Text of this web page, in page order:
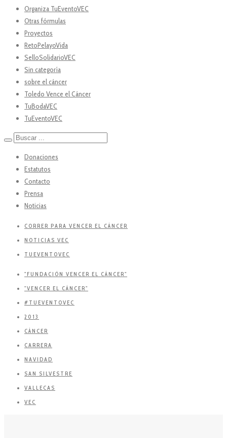
Organiza TuEventoVEC
Otras fórmulas
Proyectos
RetoPelayoVida
SelloSolidarioVEC
Sin categoría
sobre el cáncer
Toledo Vence el Cáncer
TuBodaVEC
TuEventoVEC
Donaciones
Estatutos
Contacto
Prensa
Noticias
CORRER PARA VENCER EL CÁNCER
NOTICIAS VEC
TUEVENTOVEC
"FUNDACIÓN VENCER EL CÁNCER"
"VENCER EL CÁNCER"
#TUEVENTOVEC
2013
CÁNCER
CARRERA
NAVIDAD
SAN SILVESTRE
VALLECAS
VEC